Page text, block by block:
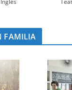
FAMILIA